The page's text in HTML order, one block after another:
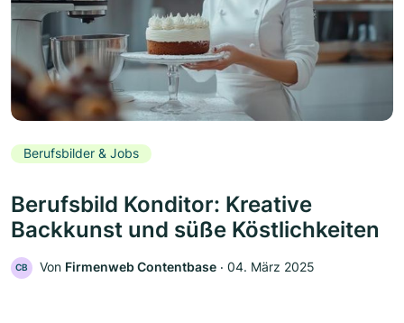
Berufsbilder & Jobs
Berufsbild Konditor: Kreative
Backkunst und süße Köstlichkeiten
CB Von Firmenweb Contentbase ‧ 04. März 2025